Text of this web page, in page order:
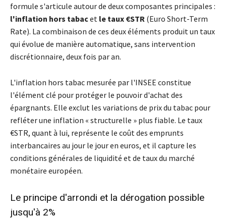
formule s'articule autour de deux composantes principales :
l'inflation hors tabacet le taux €STR (Euro Short-Term
Rate). La combinaison de ces deux éléments produit un taux
qui évolue de manière automatique, sans intervention
discrétionnaire, deux fois par an.
L'inflation hors tabac mesurée par l'INSEE constitue
l'élément clé pour protéger le pouvoir d'achat des
épargnants. Elle exclut les variations de prix du tabac pour
refléter une inflation « structurelle » plus fiable. Le taux
€STR, quant à lui, représente le coût des emprunts
interbancaires au jour le jour en euros, et il capture les
conditions générales de liquidité et de taux du marché
monétaire européen.
Le principe d'arrondi et la dérogation possible
jusqu'à 2%